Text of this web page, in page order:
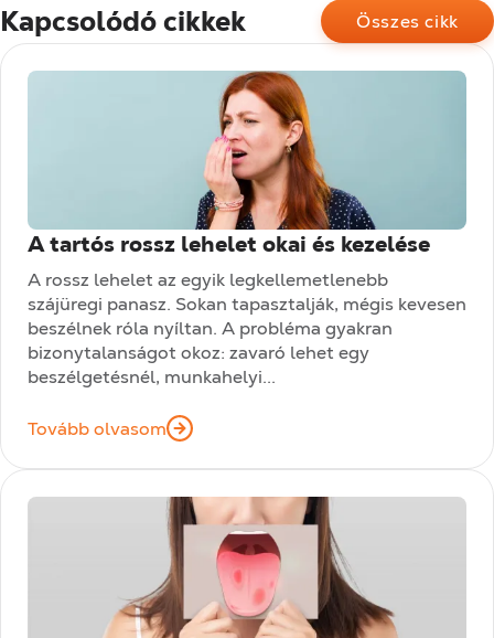
Kapcsolódó cikkek Összes cikk
A tartós rossz lehelet okai és kezelése
A rossz lehelet az egyik legkellemetlenebb
szájüregi panasz. Sokan tapasztalják, mégis kevesen
beszélnek róla nyíltan. A probléma gyakran
bizonytalanságot okoz: zavaró lehet egy
beszélgetésnél, munkahelyi...
Tovább olvasom